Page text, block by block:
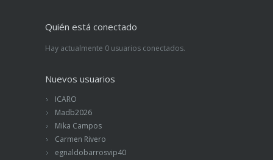
Quién está conectado
Hay actualmente 0 usuarios conectados.
Nuevos usuarios
ICARO
Madb2026
Mika Campos
Carmen Rivero
egnaldobarrosvip40